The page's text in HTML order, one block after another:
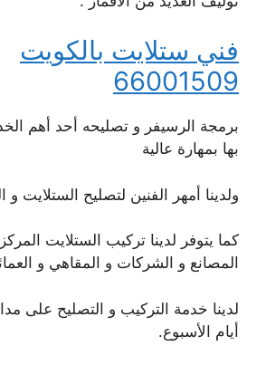
فني ستلايت بالكويت
66001509
برمجة الرسيفر و تصليحه أحد أهم
بها بمهارة عالية
ولدينا أمهر الفنين لتصليح الستلايت و
كما يتوفر لدينا تركيب الستلايت
المصانع و الشركات و المقاهي و
لدينا خدمة التركيب و التصليح على
أيام الأسبوع.